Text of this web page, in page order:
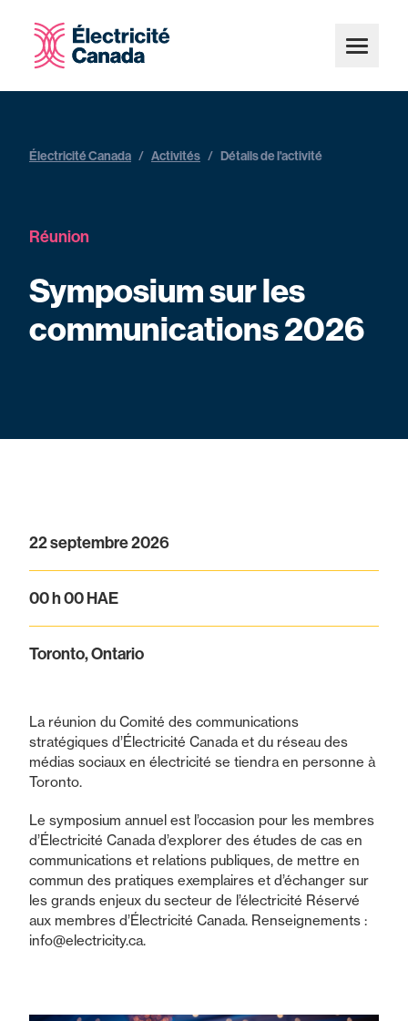
Électricité Canada / Activités / Détails de l'activité
Réunion
Symposium sur les
communications 2026
22 septembre 2026
00 h 00 HAE
Toronto, Ontario
La réunion du Comité des communications
stratégiques d’Électricité Canada et du réseau des
médias sociaux en électricité se tiendra en personne à
Toronto.
Le symposium annuel est l’occasion pour les membres
d’Électricité Canada d’explorer des études de cas en
communications et relations publiques, de mettre en
commun des pratiques exemplaires et d’échanger sur
les grands enjeux du secteur de l’électricité Réservé
aux membres d’Électricité Canada. Renseignements :
info@electricity.ca.